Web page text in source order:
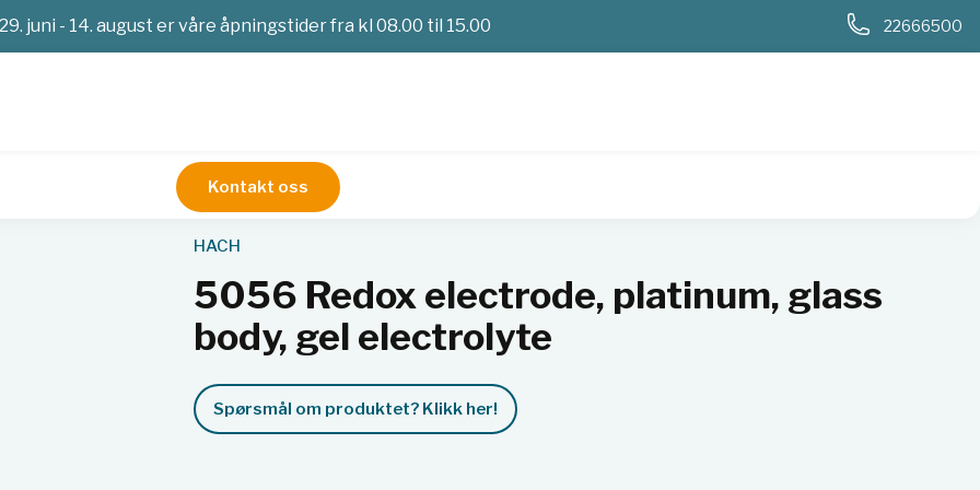
29. juni - 14. august er våre åpningstider fra kl 08.00 til 15.00 22666500
Kontakt oss
pH-meter og multimetere 5056 Redox electrode, platinum, glass body, gel electrolyte
HACH
5056 Redox electrode, platinum, glass
body, gel electrolyte
Spørsmål om produktet? Klikk her!